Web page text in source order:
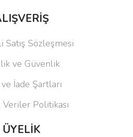
Satış Sözleşmesi
ve Güvenlik
İade Şartları
Veriler Politikası
ÜYELİK